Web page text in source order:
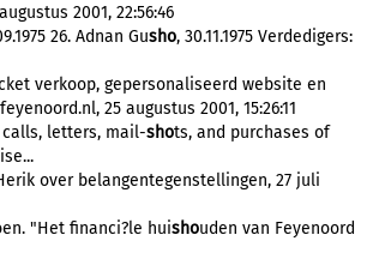
2001, 22:56:46
26. Adnan Gusho, 30.11.1975 Verdedigers:
verkoop, gepersonaliseerd website en
25 augustus 2001, 15:26:11
letters, mail-shots, and purchases of
over belangentegenstellingen, 27 juli
"Het financi?le huishouden van Feyenoord